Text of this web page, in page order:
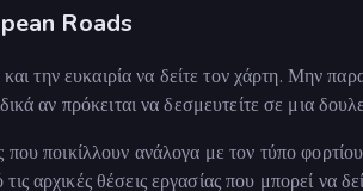
Roads
την ευκαιρία να δείτε τον χάρτη. Μην
αν πρόκειται να δεσμευτείτε σε μια
ποικίλλουν ανάλογα με τον τύπο
αρχικές θέσεις εργασίας που μπορεί να